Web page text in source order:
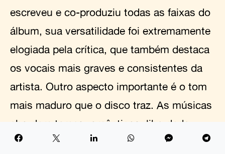
escreveu e co-produziu todas as faixas do
álbum, sua versatilidade foi extremamente
elogiada pela crítica, que também destaca
os vocais mais graves e consistentes da
artista. Outro aspecto importante é o tom
mais maduro que o disco traz. As músicas
abordam temas românticos, liberdade,
questões sociais como gravidez na